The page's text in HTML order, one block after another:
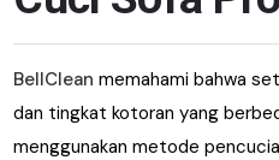
BellClean memahami bahwa
dan tingkat kotoran yang
menggunakan metode